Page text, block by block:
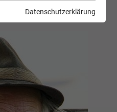
Datenschutzerklärung